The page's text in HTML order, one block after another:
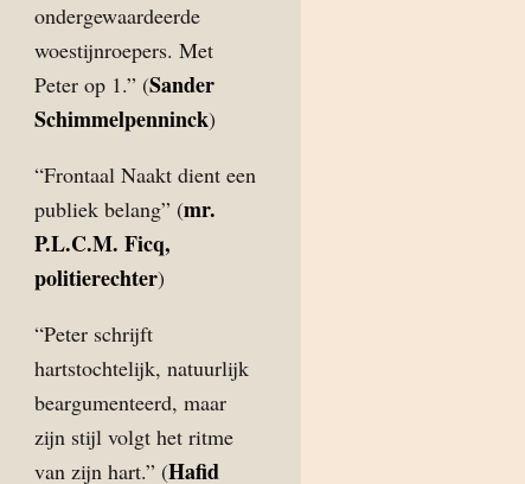
ondergewaardeerde
woestijnroepers. Met
Peter op 1.” (Sander
Schimmelpenninck)
“Frontaal Naakt dient een
publiek belang” (mr.
P.L.C.M. Ficq,
politierechter)
“Peter schrijft
hartstochtelijk, natuurlijk
beargumenteerd, maar
zijn stijl volgt het ritme
van zijn hart.” (Hafid